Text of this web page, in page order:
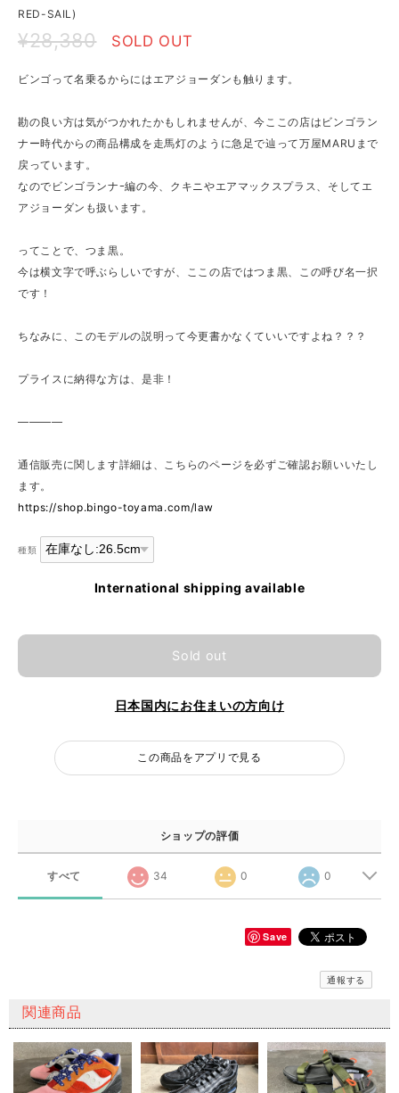
RED-SAIL)
¥28,380 SOLD OUT
ビンゴって名乗るからにはエアジョーダンも触ります。
勘の良い方は気がつかれたかもしれませんが、今ここの店はビンゴラン
ナー時代からの商品構成を走馬灯のように急足で辿って万屋MARUまで
戻っています。
なのでビンゴランナｰ編の今、クキニやエアマックスプラス、そしてエ
アジョーダンも扱います。
ってことで、つま黒。
今は横文字で呼ぶらしいですが、ここの店ではつま黒、この呼び名一択
です！
ちなみに、このモデルの説明って今更書かなくていいですよね？？？
プライスに納得な方は、是非！
————
通信販売に関します詳細は、こちらのページを必ずご確認お願いいたし
ます。
https://shop.bingo-toyama.com/law
種類
International shipping available
Sold out
日本国内にお住まいの方向け
この商品をアプリで見る
ショップの評価
すべて 34 0 0
Save
通報する
関連商品